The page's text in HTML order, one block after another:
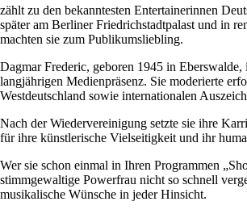
zählt zu den bekanntesten Entertainerinnen
später am Berliner Friedrichstadtpalast und in
machten sie zum Publikumsliebling.
Dagmar Frederic, geboren 1945 in
langjährigen Medienpräsenz. Sie moderierte
Westdeutschland sowie internationalen
Nach der Wiedervereinigung setzte sie ihre
für ihre künstlerische Vielseitigkeit und ihr
Wer sie schon einmal in Ihren Programmen
stimmgewaltige Powerfrau nicht so schnell
musikalische Wünsche in jeder Hinsicht.